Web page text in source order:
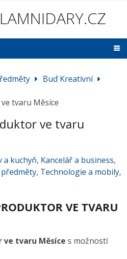
Buď Kreativní
tvaru Měsíce
ve tvaru
a kuchyň, Kancelář a business,
, Technologie a mobily,
VE TVARU
tvaru Měsíce s možností